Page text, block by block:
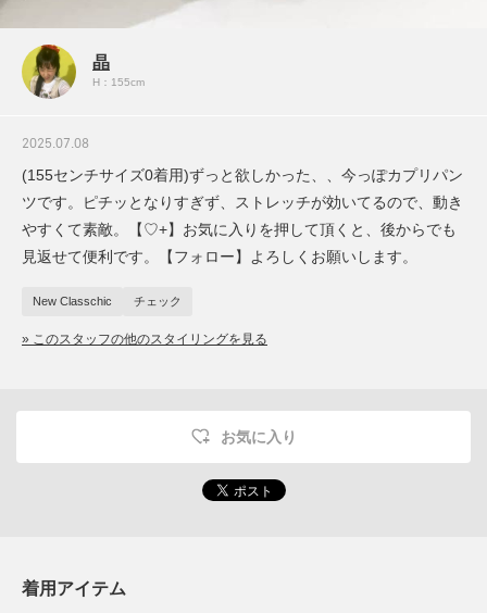
晶
H：155cm
2025.07.08
(155センチサイズ0着用)ずっと欲しかった、、今っぽカプリパン
ツです。ピチッとなりすぎず、ストレッチが効いてるので、動き
やすくて素敵。【♡+】お気に入りを押して頂くと、後からでも
見返せて便利です。【フォロー】よろしくお願いします。
New Classchic チェック
» このスタッフの他のスタイリングを見る
お気に入り
着用アイテム